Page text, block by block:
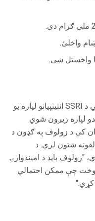
واخلئ.
واخستل شی.
د 2006 کال په مارچ کې روغتیا کاناډايي د SSRI انتینپیانو لپاره یو
لپاره زیږون شوي
کې د زولوف په ګډون د
شتون لري. د
"زولوف باید د امیندوارۍ
چې ممکن احتمالي
کړي."